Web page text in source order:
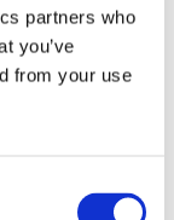
partners who
you’ve
from your use